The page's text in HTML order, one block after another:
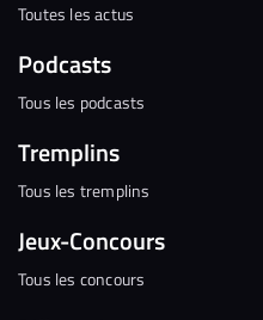
Toutes les actus
Podcasts
Tous les podcasts
Tremplins
Tous les tremplins
Jeux-Concours
Tous les concours